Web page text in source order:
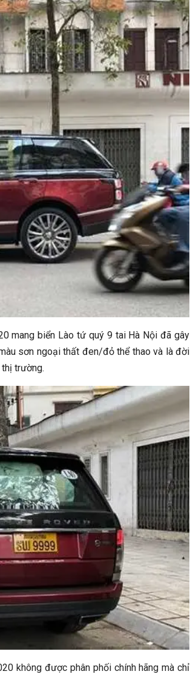
mang biển Lào tứ quý 9 tai Hà Nội đã gây
sơn ngoại thất đen/đỏ thể thao và là đời
trường.
không được phân phối chính hãng mà chỉ